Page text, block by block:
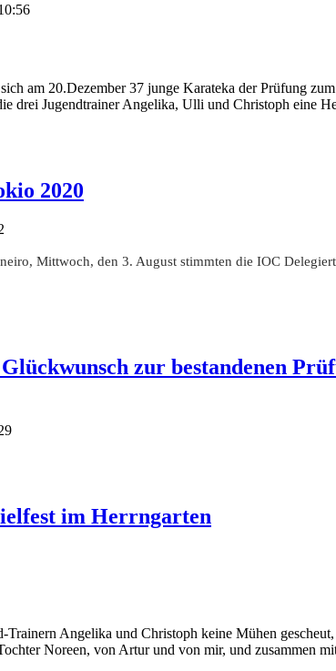
am 20.Dezember 37 junge Karateka der Prüfung
drei Jugendtrainer Angelika, Ulli und Christoph eine
2020
Mittwoch, den 3. August stimmten die IOC
zur bestandenen
im Herrngarten
Trainern Angelika und Christoph keine Mühen
Noreen, von Artur und von mir, und zusammen